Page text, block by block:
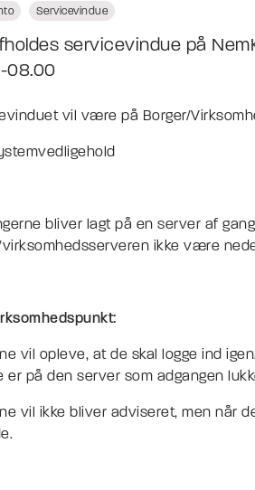
Servicevindue
servicevindue på
08.00
vil være på Borger/
bliver lagt på en server af
virksomhedsserveren ikke være
vil opleve, at de skal logge ind
er på den server som adgangen
vil ikke bliver adviseret, men når